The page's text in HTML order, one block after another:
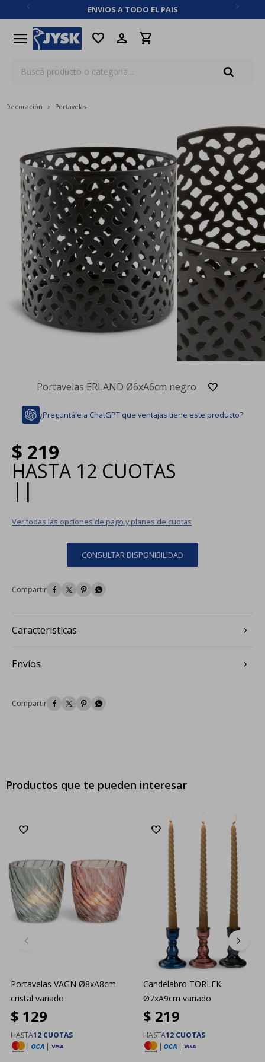
ENVIOS A TODO EL PAIS
menu favorite
Decoración Portavelas
Portavelas ERLAND Ø6xA6cm negro
¿Preguntále a ChatGPT que ventajas tiene este producto?
$ 219
HASTA 12 CUOTAS
| |
Ver todas las opciones de pago y planes de cuotas
CONSULTAR DISPONIBILIDAD
   
Caracteristicas
Envíos
   
Productos que te pueden interesar
Portavelas VAGN Ø8xA8cm
cristal variado
$ 129
HASTA12 CUOTAS
|
|
Candelabro TORLEK
Ø7xA9cm variado
$ 219
HASTA12 CUOTAS
|
|
close